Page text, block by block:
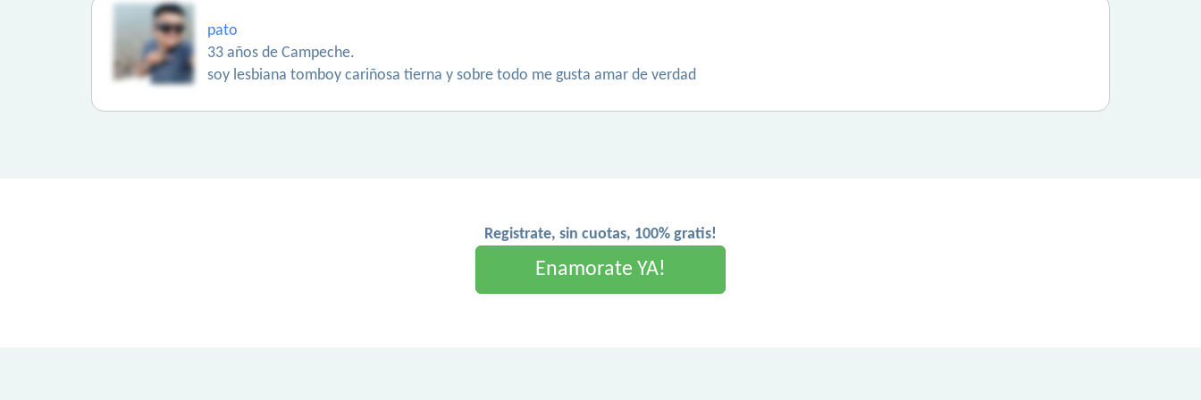
pato
33 años de Campeche.
soy lesbiana tomboy cariñosa tierna y sobre todo me gusta amar de verdad
Registrate, sin cuotas, 100% gratis!
Enamorate YA!